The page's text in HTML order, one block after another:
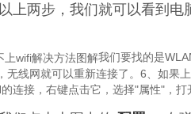
上两步，我们就可以看到电
我们要找的是
无线网就可以重新连接了。6、如果
连接，右键点击它，选择"属性"，打